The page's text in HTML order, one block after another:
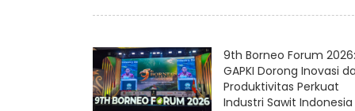
9th Borneo Forum 2026:
GAPKI Dorong Inovasi
Produktivitas Perkuat
Industri Sawit Indonesia